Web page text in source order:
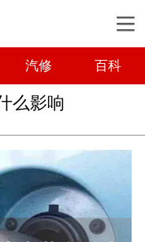
汽修 百科
么影响